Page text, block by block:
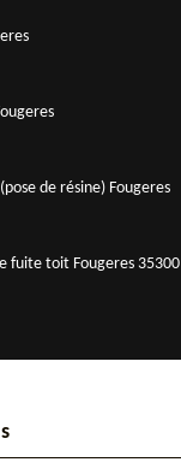
de résine) Fougeres
fuite toit Fougeres 35300